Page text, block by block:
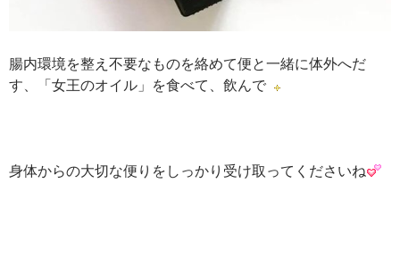
腸内環境を整え不要なものを絡めて便と一緒に体外へだ
す、「女王のオイル」を食べて、飲んで
身体からの大切な便りをしっかり受け取ってくださいね